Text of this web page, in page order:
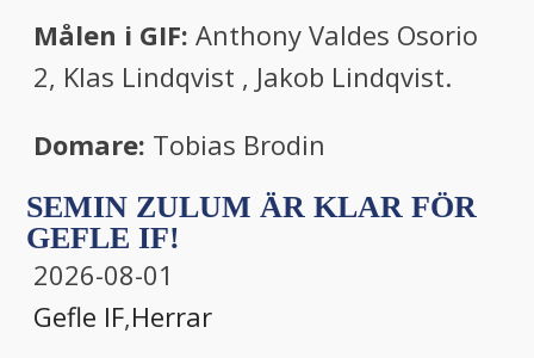
Målen i GIF: Anthony Valdes Osorio
2, Klas Lindqvist , Jakob Lindqvist.
Domare: Tobias Brodin
SEMIN ZULUM ÄR KLAR FÖR
GEFLE IF!
2026-08-01
Gefle IF,Herrar